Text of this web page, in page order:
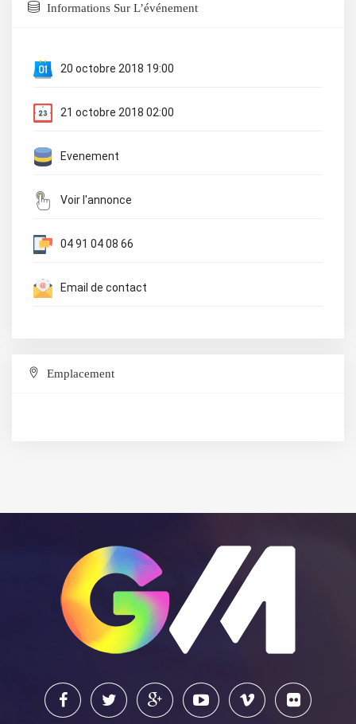
Informations Sur L’événement
20 octobre 2018 19:00
21 octobre 2018 02:00
Evenement
Voir l'annonce
04 91 04 08 66
Email de contact
Emplacement